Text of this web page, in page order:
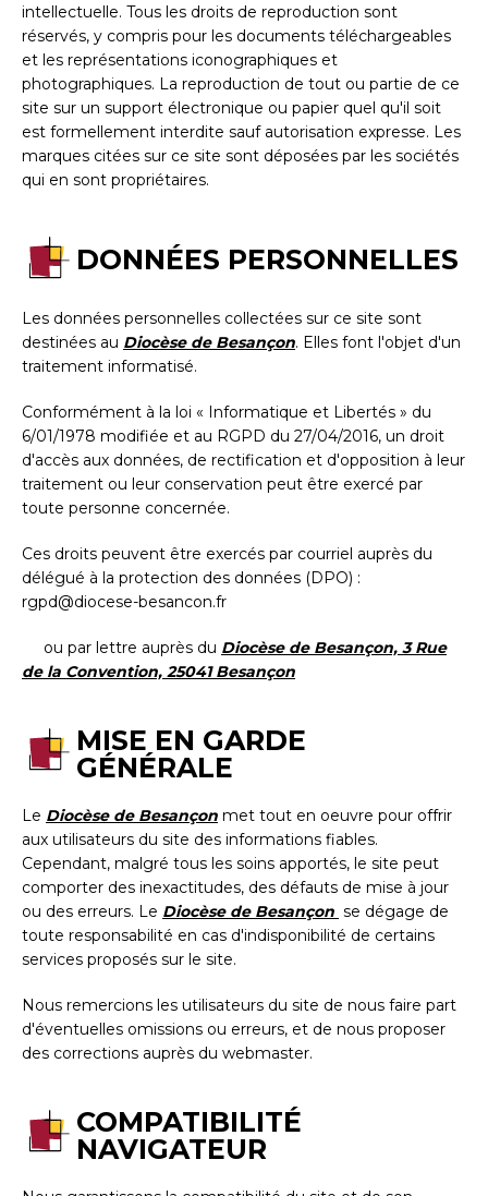
intellectuelle. Tous les droits de reproduction sont
réservés, y compris pour les documents téléchargeables
et les représentations iconographiques et
photographiques. La reproduction de tout ou partie de ce
site sur un support électronique ou papier quel qu'il soit
est formellement interdite sauf autorisation expresse. Les
marques citées sur ce site sont déposées par les sociétés
qui en sont propriétaires.
DONNÉES PERSONNELLES
Les données personnelles collectées sur ce site sont
destinées au Diocèse de Besançon. Elles font l'objet d'un
traitement informatisé.
Conformément à la loi « Informatique et Libertés » du
6/01/1978 modifiée et au RGPD du 27/04/2016, un droit
d'accès aux données, de rectification et d'opposition à leur
traitement ou leur conservation peut être exercé par
toute personne concernée.
Ces droits peuvent être exercés par courriel auprès du
délégué à la protection des données (DPO) :
rgpd@diocese-besancon.fr
ou par lettre auprès du Diocèse de Besançon, 3 Rue
de la Convention, 25041 Besançon
MISE EN GARDE
GÉNÉRALE
Le Diocèse de Besançon met tout en oeuvre pour offrir
aux utilisateurs du site des informations fiables.
Cependant, malgré tous les soins apportés, le site peut
comporter des inexactitudes, des défauts de mise à jour
ou des erreurs. Le Diocèse de Besançon se dégage de
toute responsabilité en cas d'indisponibilité de certains
services proposés sur le site.
Nous remercions les utilisateurs du site de nous faire part
d'éventuelles omissions ou erreurs, et de nous proposer
des corrections auprès du webmaster.
COMPATIBILITÉ
NAVIGATEUR